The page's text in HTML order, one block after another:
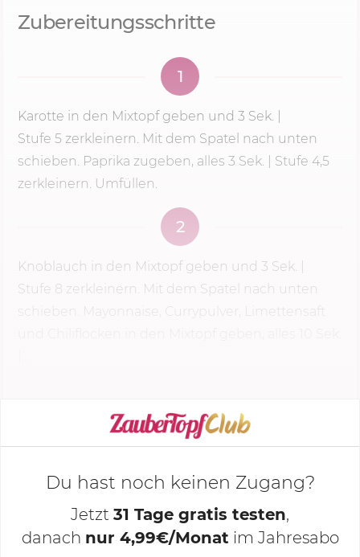
Zubereitungsschritte
1
Karotte in den Mixtopf geben und 3 Sek.
Stufe 5 zerkleinern. Mit dem Spatel nach unten
schieben. Paprika zugeben, alles 3 Sek.
| Stufe 4,5
zerkleinern. Umfüllen.
2
Knoblauch in den Mixtopf geben und 3 Sek.
Stufe 8 zerkleinern. Mit dem Spatel nach unten
schieben. Mayonnaise, Currypulver, Limettensaft
KOCHMODUS STARTEN
Deine Notizen
Du hast noch keinen Zugang?
Jetzt 31 Tage gratis testen,
danach nur 4,99€/Monat im Jahresabo